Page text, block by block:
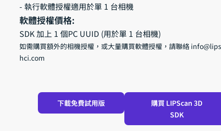
- 執行軟體授權適用於單 1 台相機
軟體授權價格:
SDK 加上 1 個PC UUID (用於單 1 台相機)
如需購買額外的相機授權，或大量購買軟體授權，請聯絡
hci.com
下載免費試用版
購買 LIPScan 3D
SDK